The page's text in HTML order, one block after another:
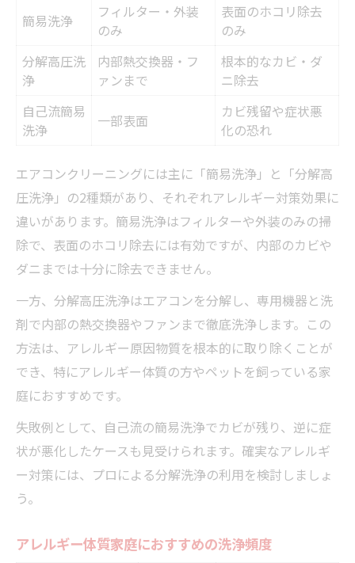
簡易洗浄
フィルター・外装
のみ
表面のホコリ除去
のみ
分解高圧洗
浄
内部熱交換器・フ
ァンまで
根本的なカビ・ダ
ニ除去
自己流簡易
洗浄
一部表面
カビ残留や症状悪
化の恐れ
エアコンクリーニングには主に「簡易洗浄」と「分解高
圧洗浄」の2種類があり、それぞれアレルギー対策効果に
違いがあります。簡易洗浄はフィルターや外装のみの掃
除で、表面のホコリ除去には有効ですが、内部のカビや
ダニまでは十分に除去できません。
一方、分解高圧洗浄はエアコンを分解し、専用機器と洗
剤で内部の熱交換器やファンまで徹底洗浄します。この
方法は、アレルギー原因物質を根本的に取り除くことが
でき、特にアレルギー体質の方やペットを飼っている家
庭におすすめです。
失敗例として、自己流の簡易洗浄でカビが残り、逆に症
状が悪化したケースも見受けられます。確実なアレルギ
ー対策には、プロによる分解洗浄の利用を検討しましょ
う。
アレルギー体質家庭におすすめの洗浄頻度